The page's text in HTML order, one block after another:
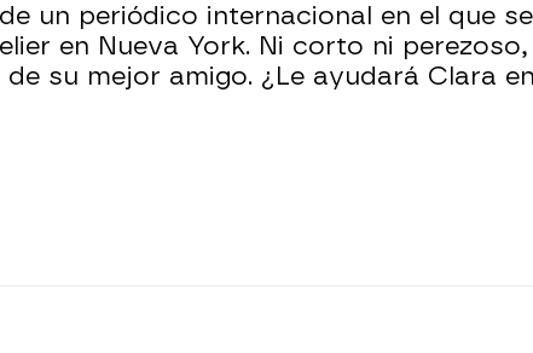
un periódico internacional en el que
en Nueva York. Ni corto ni
su mejor amigo. ¿Le ayudará Clara